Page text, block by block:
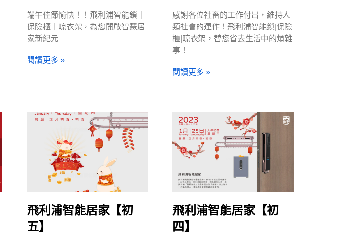
端午佳節愉快！！飛利浦智能鎖｜
保險櫃｜晾衣架，為您開啟智慧居
家新紀元
閱讀更多 »
感謝各位社畜的工作付出，維持人
類社會的運作！飛利浦智能鎖|保險
櫃|晾衣架，替您省去生活中的煩雜
事！
閱讀更多 »
飛利浦智能居家【初
五】
飛利浦智能居家【初
四】